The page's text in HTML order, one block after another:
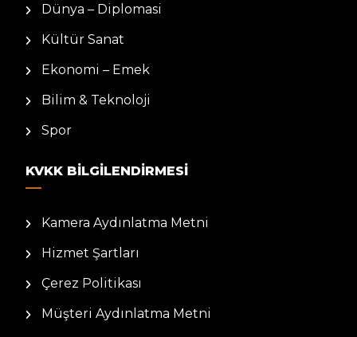
Dünya – Diplomasi
Kültür Sanat
Ekonomi – Emek
Bilim & Teknoloji
Spor
KVKK BILGILENDIRMESI
Kamera Aydınlatma Metni
Hizmet Şartları
Çerez Politikası
Müşteri Aydınlatma Metni